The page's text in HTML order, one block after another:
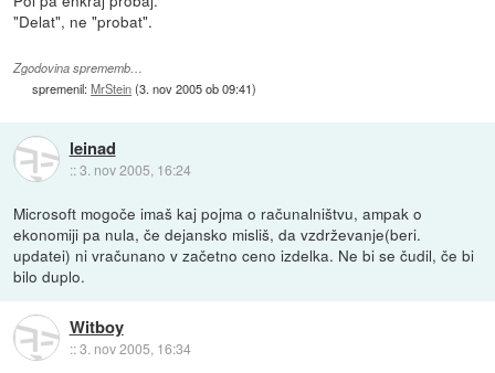
"Delat", ne "probat".
Zgodovina sprememb…
spremenil:MrStein(3. nov 2005 ob 09:41)
leinad
::3. nov 2005, 16:24
Microsoft mogoče imaš kaj pojma o računalništvu, ampak o
ekonomiji pa nula, če dejansko misliš, da vzdrževanje(beri.
updatei) ni vračunano v začetno ceno izdelka. Ne bi se čudil, če bi
bilo duplo.
Witboy
::3. nov 2005, 16:34